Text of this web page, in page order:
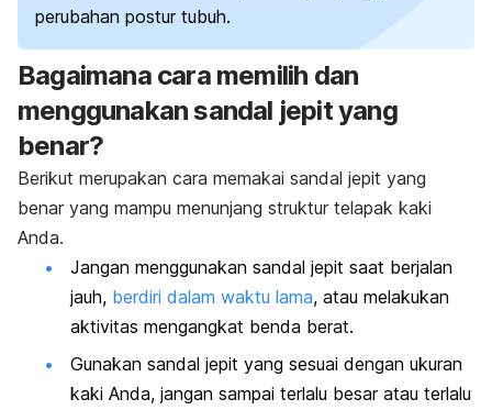
perubahan postur tubuh.
Bagaimana cara memilih dan
menggunakan sandal jepit yang
benar?
Berikut merupakan cara memakai sandal jepit yang
benar yang mampu menunjang struktur telapak kaki
Anda.
Jangan menggunakan sandal jepit saat berjalan
jauh, berdiri dalam waktu lama, atau melakukan
aktivitas mengangkat benda berat.
Gunakan sandal jepit yang sesuai dengan ukuran
kaki Anda, jangan sampai terlalu besar atau terlalu